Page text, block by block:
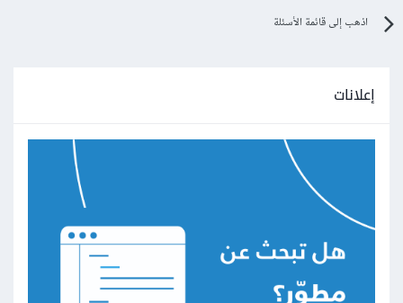
اذهب إلى قائمة الأسئلة
إعلانات